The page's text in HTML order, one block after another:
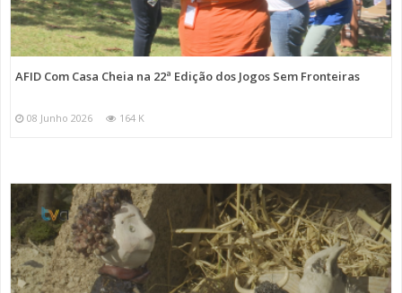
AFID Com Casa Cheia na 22ª Edição dos Jogos Sem Fronteiras
08 Junho 2026 164 K